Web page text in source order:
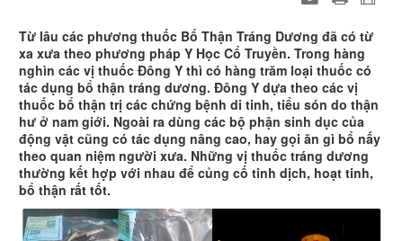
Từ lâu các phương thuốc Bổ Thận Tráng Dương đã có từ
xa xưa theo phương pháp Y Học Cổ Truyền. Trong hàng
nghìn các vị thuốc Đông Y thì có hàng trăm loại thuốc có
tác dụng bổ thận tráng dương. Đông Y dựa theo các vị
thuốc bổ thận trị các chứng bệnh di tinh, tiểu són do thận
hư ở nam giới. Ngoài ra dùng các bộ phận sinh dục của
động vật cũng có tác dụng nâng cao, hay gọi ăn gì bổ nấy
theo quan niệm người xưa. Những vị thuốc tráng dương
thường kết hợp với nhau để củng cố tinh dịch, hoạt tinh,
bổ thận rất tốt.